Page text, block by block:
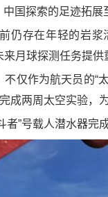
国探索的足迹拓展
存在年轻的岩浆
月球探测任务提供
作为航天员的“太
成两周太空实验，
号载人潜水器完成